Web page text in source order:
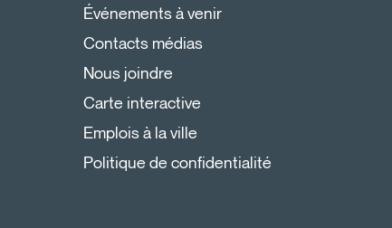
Événements à venir
Contacts médias
Nous joindre
Carte interactive
Emplois à la ville
Politique de confidentialité